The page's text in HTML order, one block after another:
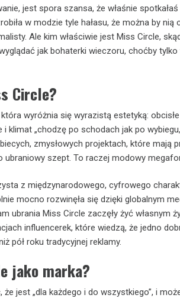
jest spora szansa, że właśnie spotkałaś
w modzie tyle hałasu, że można by nią
Ale kim właściwie jest Miss Circle,
jak bohaterki wieczoru, choćby tylko
Circle?
wyróżnia się wyrazistą estetyką:
i klimat „chodzę po schodach jak po
zmysłowych projektach, które mają
ubraniowy szept. To raczej modowy
z międzynarodowego, cyfrowego
mocno rozwinęła się dzięki globalnym
ubrania Miss Circle zaczęły żyć własnym
influencerek, które wiedzą, że jedno
pół roku tradycyjnej reklamy.
jako marka?
jest „dla każdego i do wszystkiego”, i